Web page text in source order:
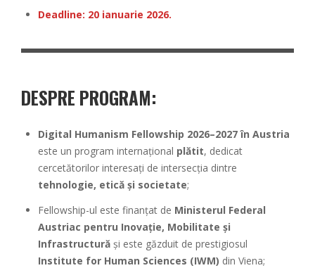
Deadline: 20 ianuarie 2026.
DESPRE PROGRAM:
Digital Humanism Fellowship 2026–2027 în Austria
este un program internațional plătit, dedicat
cercetătorilor interesați de intersecția dintre
tehnologie, etică și societate;
Fellowship-ul este finanțat de Ministerul Federal
Austriac pentru Inovație, Mobilitate și
Infrastructură și este găzduit de prestigiosul
Institute for Human Sciences (IWM) din Viena;